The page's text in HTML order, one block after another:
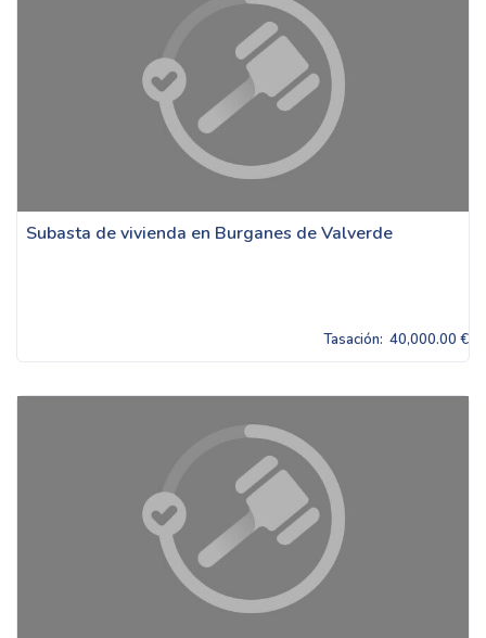
Subasta de vivienda en Burganes de Valverde
Tasación: 40,000.00 €